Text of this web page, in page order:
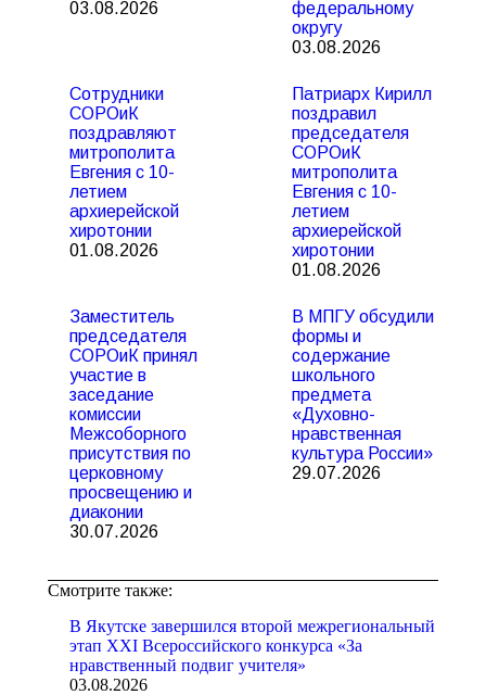
03.08.2026
федеральному
округу
03.08.2026
Сотрудники
СОРОиК
поздравляют
митрополита
Евгения с 10-
летием
архиерейской
хиротонии
01.08.2026
Патриарх Кирилл
поздравил
председателя
СОРОиК
митрополита
Евгения с 10-
летием
архиерейской
хиротонии
01.08.2026
Заместитель
председателя
СОРОиК принял
участие в
заседание
комиссии
Межсоборного
присутствия по
церковному
просвещению и
диаконии
30.07.2026
В МПГУ обсудили
формы и
содержание
школьного
предмета
«Духовно-
нравственная
культура России»
29.07.2026
Смотрите также:
В Якутске завершился второй межрегиональный
этап XXI Всероссийского конкурса «За
нравственный подвиг учителя»
03.08.2026